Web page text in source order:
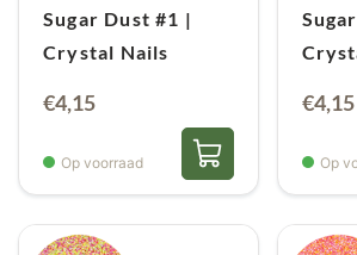
Sugar Dust #1 |
Crystal Nails
€4,15
Op voorraad
€4,15
Op